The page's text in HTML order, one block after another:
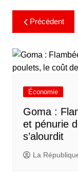
Précédent
Économie
Goma :
et pénurie
s’alourdit
La